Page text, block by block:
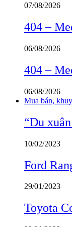
07/08/2026
404 –
06/08/2026
404 –
06/08/2026
Mua bán,
“Du
10/02/2023
Ford
29/01/2023
Toyota